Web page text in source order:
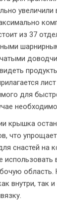
увеличили
из 37
для
крышка
что
снастей на
использовать
внутри, так